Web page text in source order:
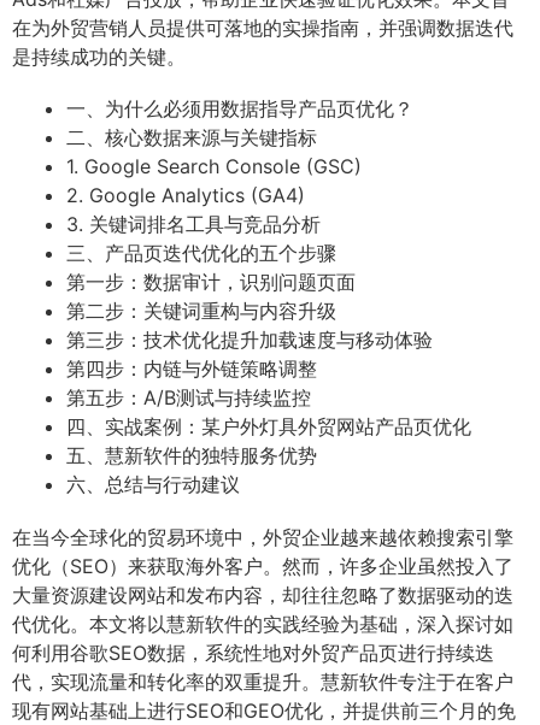
在为外贸营销人员提供可落地的实操指南，并强调数据迭代
是持续成功的关键。
一、为什么必须用数据指导产品页优化？
二、核心数据来源与关键指标
1. Google Search Console (GSC)
2. Google Analytics (GA4)
3. 关键词排名工具与竞品分析
三、产品页迭代优化的五个步骤
第一步：数据审计，识别问题页面
第二步：关键词重构与内容升级
第三步：技术优化提升加载速度与移动体验
第四步：内链与外链策略调整
第五步：A/B测试与持续监控
四、实战案例：某户外灯具外贸网站产品页优化
五、慧新软件的独特服务优势
六、总结与行动建议
在当今全球化的贸易环境中，外贸企业越来越依赖搜索引擎
优化（SEO）来获取海外客户。然而，许多企业虽然投入了
大量资源建设网站和发布内容，却往往忽略了数据驱动的迭
代优化。本文将以慧新软件的实践经验为基础，深入探讨如
何利用谷歌SEO数据，系统性地对外贸产品页进行持续迭
代，实现流量和转化率的双重提升。慧新软件专注于在客户
现有网站基础上进行SEO和GEO优化，并提供前三个月的免